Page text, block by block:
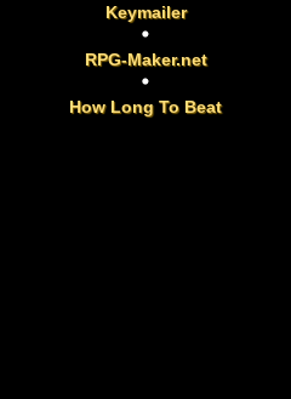
Keymailer
RPG-Maker.net
How Long To Beat